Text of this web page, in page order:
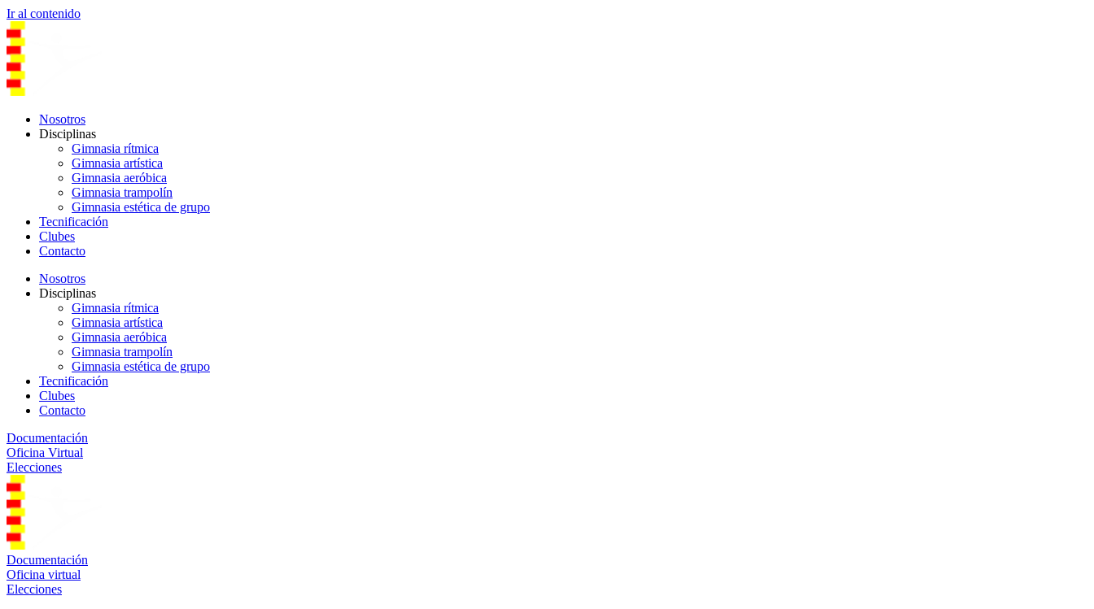
Ir al contenido
Nosotros
Disciplinas
Gimnasia rítmica
Gimnasia artística
Gimnasia aeróbica
Gimnasia trampolín
Gimnasia estética de grupo
Tecnificación
Clubes
Contacto
Nosotros
Disciplinas
Gimnasia rítmica
Gimnasia artística
Gimnasia aeróbica
Gimnasia trampolín
Gimnasia estética de grupo
Tecnificación
Clubes
Contacto
Documentación
Oficina Virtual
Elecciones
Documentación
Oficina virtual
Elecciones